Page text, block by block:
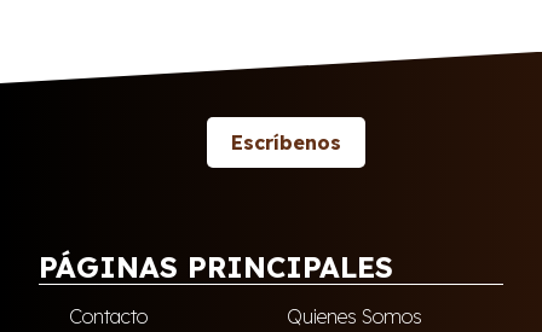
Escríbenos
PÁGINAS PRINCIPALES
Contacto
Quienes Somos